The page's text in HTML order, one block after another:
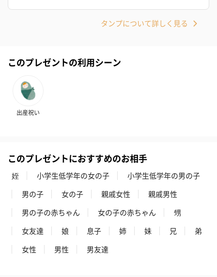
タンプについて詳しく見る
このプレゼントの利用シーン
出産祝い
このプレゼントにおすすめのお相手
姪 小学生低学年の女の子
小学生低学年の男の子
男の子
女の子 親戚女性
親戚男性
男の子の赤ちゃん
女の子の赤ちゃん
甥
女友達
娘 息子 姉 妹 兄
弟
女性
男性 男友達